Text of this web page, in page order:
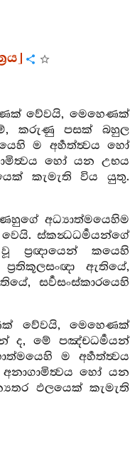
වේවයි, මෙහෙණක්
කරුණු පසක් බහුල
ම අර්‍හත්ත්‍වය හෝ
හෝ යන උභය
කැමැති විය යුතු.
අධ්‍යාත්මයෙහිම
ස්කන්‍ධධර්‍මයන්ගේ
ප්‍රඥායෙන් කයෙහි
ඇතියේ,
සර්‍වසංස්කාරයෙහි
වේවයි, මෙහෙණක්
ද, මේ පඤ්චධර්‍මයන්
ම අර්‍හත්ත්‍වය
හෝ යන
ඵලයෙක් කැමැති